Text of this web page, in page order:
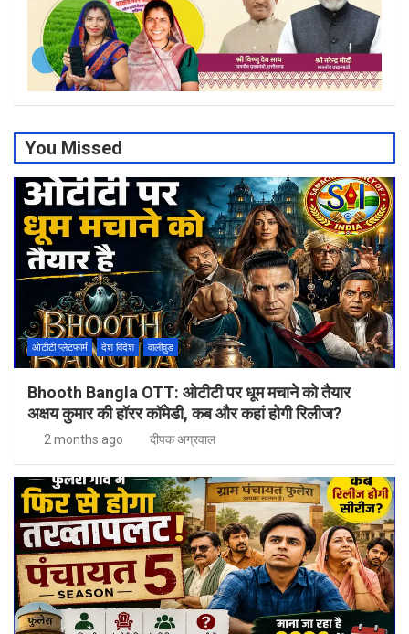
You Missed
ओटीटी प्लेटफार्म देश विदेश वालीवुड
Bhooth Bangla OTT: ओटीटी पर धूम मचाने को तैयार
अक्षय कुमार की हॉरर कॉमेडी, कब और कहां होगी रिलीज?
2 months ago दीपक अग्रवाल